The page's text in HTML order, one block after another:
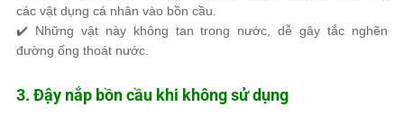
các vật dụng cá nhân vào bồn cầu.
✔️ Những vật này không tan trong nước , dễ gây tắc nghẽn
đường ống thoát nước.
3. Đậy nắp bồn cầu khi không sử dụng